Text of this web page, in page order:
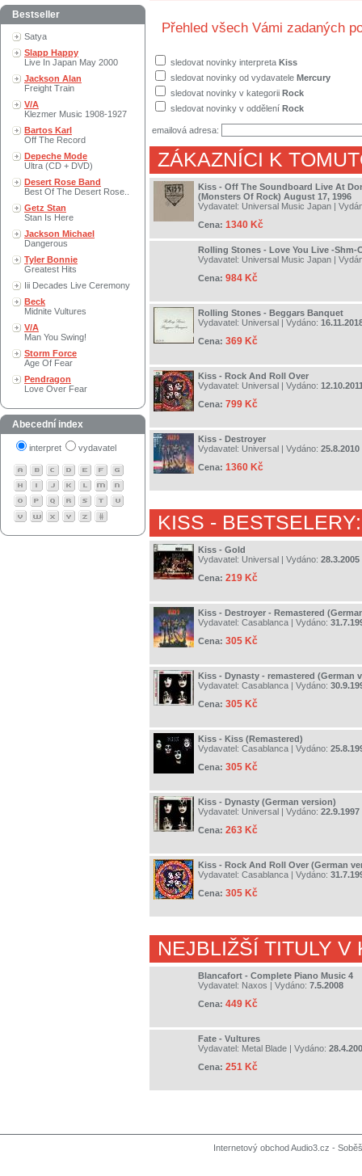
Bestseller
Satya
Slapp Happy
Live In Japan May 2000
Jackson Alan
Freight Train
V/A
Klezmer Music 1908-1927
Bartos Karl
Off The Record
Depeche Mode
Ultra (CD + DVD)
Desert Rose Band
Best Of The Desert Rose..
Getz Stan
Stan Is Here
Jackson Michael
Dangerous
Tyler Bonnie
Greatest Hits
Iii Decades Live Ceremony
Beck
Midnite Vultures
V/A
Man You Swing!
Storm Force
Age Of Fear
Pendragon
Love Over Fear
Abecední index
interpret vydavatel
Přehled všech Vámi zadaných
sledovat novinky interpreta Kiss
sledovat novinky od vydavatele Mercury
sledovat novinky v kategorii Rock
sledovat novinky v oddělení Rock
emailová adresa:
ZÁKAZNÍCI K
Kiss - Off The Soundboard Live At
(Monsters Of Rock) August 17, 1996
Vydavatel: Universal Music Japan |
Cena: 1340 Kč
Rolling Stones - Love You Live -Shm-
Vydavatel: Universal Music Japan |
Cena: 984 Kč
Rolling Stones - Beggars Banquet
Vydavatel: Universal | Vydáno:
Cena: 369 Kč
Kiss - Rock And Roll Over
Vydavatel: Universal | Vydáno:
Cena: 799 Kč
Kiss - Destroyer
Vydavatel: Universal | Vydáno: 25.8.2010
Cena: 1360 Kč
KISS - BESTSELERY:
Kiss - Gold
Vydavatel: Universal | Vydáno: 28.3.2005
Cena: 219 Kč
Kiss - Destroyer - Remastered
Vydavatel: Casablanca | Vydáno:
Cena: 305 Kč
Kiss - Dynasty - remastered (German
Vydavatel: Casablanca | Vydáno:
Cena: 305 Kč
Kiss - Kiss (Remastered)
Vydavatel: Casablanca | Vydáno:
Cena: 305 Kč
Kiss - Dynasty (German version)
Vydavatel: Universal | Vydáno: 22.9.1997
Cena: 263 Kč
Kiss - Rock And Roll Over (German
Vydavatel: Casablanca | Vydáno:
Cena: 305 Kč
NEJBLIŽŠÍ TITULY V
Blancafort - Complete Piano Music 4
Vydavatel: Naxos | Vydáno: 7.5.2008
Cena: 449 Kč
Fate - Vultures
Vydavatel: Metal Blade | Vydáno:
Cena: 251 Kč
Internetový obchod Audio3.cz -